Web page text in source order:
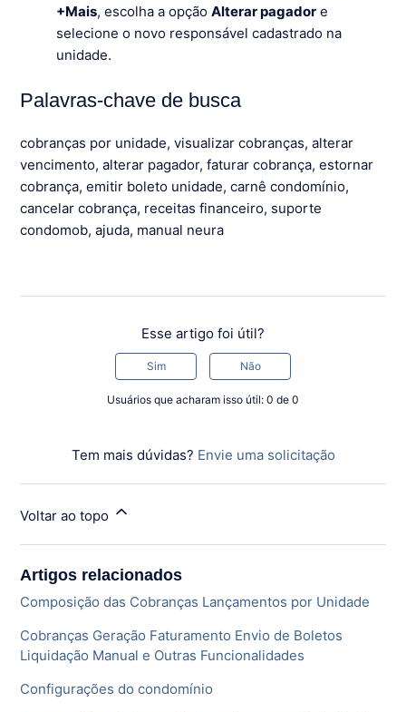
+Mais, escolha a opçãoAlterar pagador e
selecione o novo responsável cadastrado na
unidade.
Palavras-chave de busca
cobranças por unidade, visualizar cobranças, alterar
vencimento, alterar pagador, faturar cobrança, estornar
cobrança, emitir boleto unidade, carnê condomínio,
cancelar cobrança, receitas financeiro, suporte
condomob, ajuda, manual neura
Esse artigo foi útil?
Sim Não
Usuários que acharam isso útil: 0 de 0
Tem mais dúvidas? Envie uma solicitação
Voltar ao topo
Artigos relacionados
Composição das Cobranças Lançamentos por Unidade
Cobranças Geração Faturamento Envio de Boletos
Liquidação Manual e Outras Funcionalidades
Configurações do condomínio